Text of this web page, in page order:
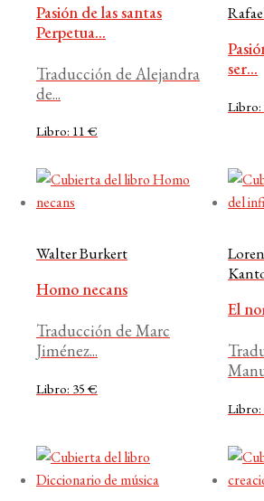
Pasión de las santas
Perpetua...
Traducción de Alejandra
de...
Libro: 11 €
ser...
Libro:
Walter Burkert
Homo necans
Traducción de Marc
Jiménez...
Libro: 35 €
El
Libro: